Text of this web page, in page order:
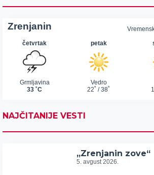
NAJČITANIJE VESTI
„Zrenjanin zove“
5. avgust 2026.